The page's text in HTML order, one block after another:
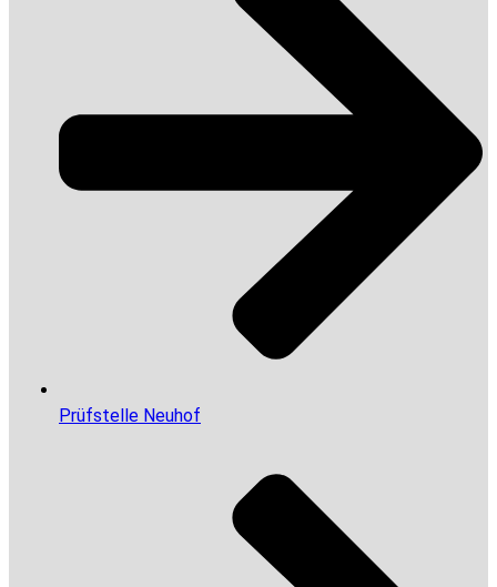
Prüfstelle Neuhof